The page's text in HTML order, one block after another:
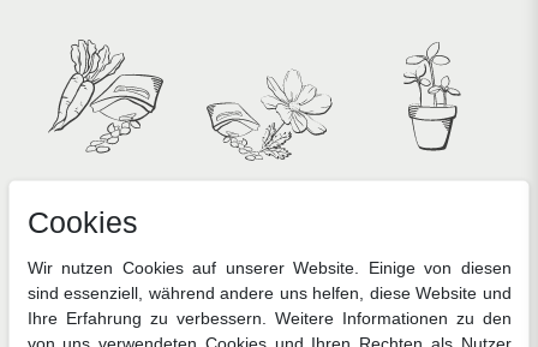
Cookies
Wir nutzen Cookies auf unserer Website. Einige von diesen
sind essenziell, während andere uns helfen, diese Website und
Ihre Erfahrung zu verbessern. Weitere Informationen zu den
von uns verwendeten Cookies und Ihren Rechten als Nutzer